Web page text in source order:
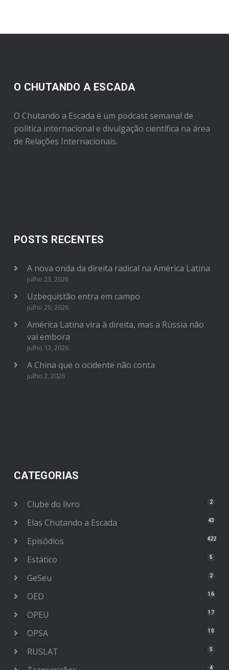
O CHUTANDO A ESCADA
O Chutando a Escada é um podcast semanal de
política internacional e divulgação científica na área
de Relações Internacionais.
POSTS RECENTES
A nova onda da direita radical na América Latina
julho 23, 2026
Uzbequistão entra em campo
julho 20, 2026
América Latina vira à direita, mas a Rússia não
vai embora
julho 13, 2026
A China que o ocidente não conta
julho 2, 2026
CATEGORIAS
Clube do livro 2
Elas Chutando a Escada 43
Episódios 422
Estático 5
GeSeu 2
OED 16
OPEU 17
OPSA 10
RUSLAT 5
4